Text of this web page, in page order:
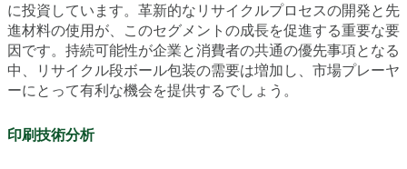
に投資しています。革新的なリサイクルプロセスの開発と先
進材料の使用が、このセグメントの成長を促進する重要な要
因です。持続可能性が企業と消費者の共通の優先事項となる
中、リサイクル段ボール包装の需要は増加し、市場プレーヤ
ーにとって有利な機会を提供するでしょう。
印刷技術分析